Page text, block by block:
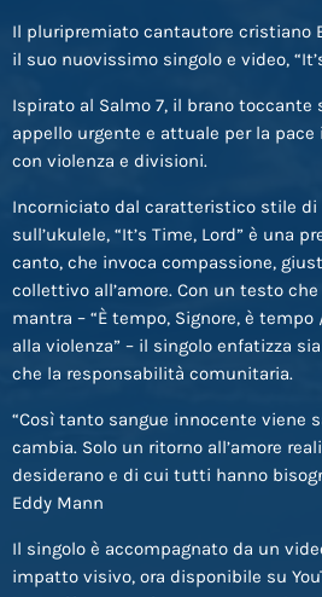
Il pluripremiato cantautore cristiano
il suo nuovissimo singolo e video,
Ispirato al Salmo 7, il brano toccante
appello urgente e attuale per la
con violenza e divisioni.
Incorniciato dal caratteristico stile di
sull’ukulele, “It’s Time, Lord” è una
canto, che invoca compassione,
collettivo all’amore. Con un testo
mantra – “È tempo, Signore, è
alla violenza” – il singolo enfatizza
che la responsabilità comunitaria.
“Così tanto sangue innocente viene
cambia. Solo un ritorno all’amore
desiderano e di cui tutti hanno
Eddy Mann
Il singolo è accompagnato da un
impatto visivo, ora disponibile su